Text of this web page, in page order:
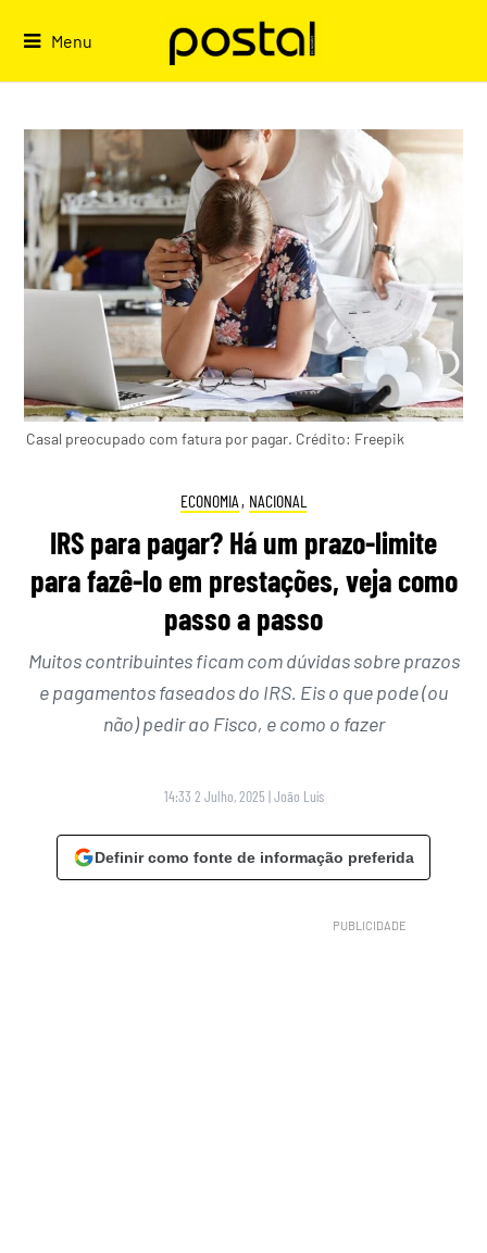
Menu
Casal preocupado com fatura por pagar. Crédito: Freepik
ECONOMIA , NACIONAL
IRS para pagar? Há um prazo-limite
para fazê-lo em prestações, veja como
passo a passo
Muitos contribuintes ficam com dúvidas sobre prazos
e pagamentos faseados do IRS. Eis o que pode (ou
não) pedir ao Fisco, e como o fazer
14:33 2 Julho, 2025 |João Luís
Definir como fonte de informação preferida